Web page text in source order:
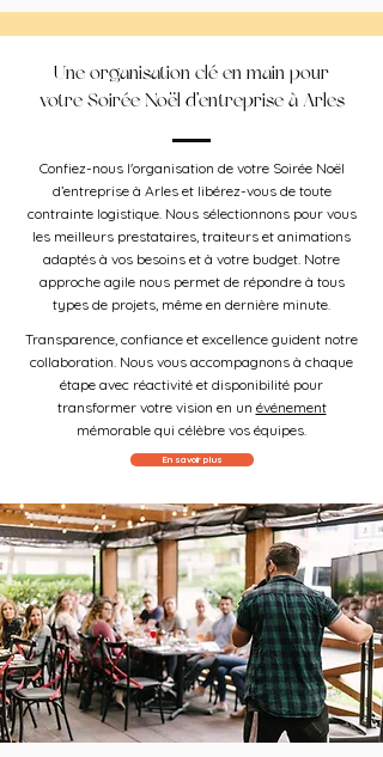
Une organisation clé en main pour
votre Soirée Noël d’entreprise à Arles
Confiez-nous l'organisation de votre Soirée Noël
d’entreprise à Arles et libérez-vous de toute
contrainte logistique. Nous sélectionnons pour vous
les meilleurs prestataires, traiteurs et animations
adaptés à vos besoins et à votre budget. Notre
approche agile nous permet de répondre à tous
types de projets, même en dernière minute.
Transparence, confiance et excellence guident notre
collaboration. Nous vous accompagnons à chaque
étape avec réactivité et disponibilité pour
transformer votre vision en un événement
mémorable qui célèbre vos équipes.
En savoir plus